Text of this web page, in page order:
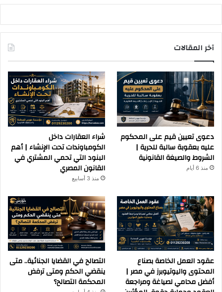
آخر المقالات
دعوى تعيين قيم على المحكوم
عليه بعقوبة سالبة للحرية |
الشروط والصيغة القانونية
منذ 6 أيام
شراء العقارات داخل
الكومباوندات تحت الإنشاء | أهم
البنود التي تحمي المشتري في
القانون المصري
منذ 3 أسابيع
عقود العمل الخاصة بصناع
المحتوى واليوتيوبرز في مصر |
أفضل محامي لصياغة ومراجعة
التصالح في القضايا الجنائية.. متى
ينقضي الحكم ومتى ترفض
المحكمة التصالح؟